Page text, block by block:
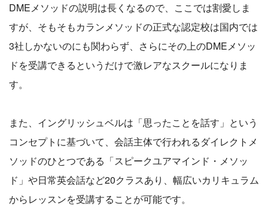
DMEメソッドの説明は長くなるので、ここでは割愛しま
すが、そもそもカランメソッドの正式な認定校は国内では
3社しかないのにも関わらず、さらにその上のDMEメソッ
ドを受講できるというだけで激レアなスクールになりま
す。
また、イングリッシュベルは「思ったことを話す」という
コンセプトに基づいて、会話主体で行われるダイレクトメ
ソッドのひとつである「スピークユアマインド・メソッ
ド」や日常英会話など20クラスあり、幅広いカリキュラム
からレッスンを受講することが可能です。